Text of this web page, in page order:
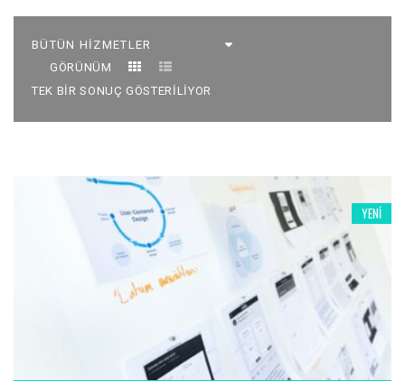
GÖRÜNÜM
TEK BIR SONUÇ GÖSTERILIYOR
YENI